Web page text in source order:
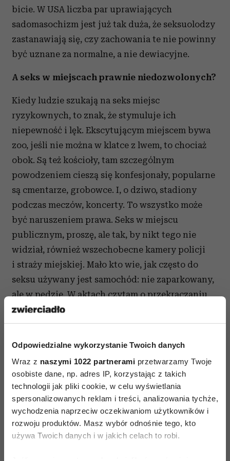
Odpowiedzialne wykorzystanie Twoich danych
Wraz z naszymi 1022 partnerami przetwarzamy Twoje
osobiste dane, np. adres IP, korzystając z takich
technologii jak pliki cookie, w celu wyświetlania
spersonalizowanych reklam i treści, analizowania tychże,
wychodzenia naprzeciw oczekiwaniom użytkowników i
rozwoju produktów. Masz wybór odnośnie tego, kto
używa Twoich danych i w jakich celach to robi.
bicie. W USA liczba par uprawiających
sadomasochizm jest już tak duża, że seksuolodzy
zastanawiają się, czy zachowania te nie powinny
być uznane za normalne, a nie dewiacyjne.
A seks w miejscach prawnie niedozwolonych?
Kiedy ludzie szukają na seks miejsc
ryzykownych, to znak, że stymuluje ich
niepewność i lęk. Ekscytującym miejscem bywa
zoo, jeśli nie można w klatce z lwem, to chociaż
obok. Są też kościoły, tam szczególnym
powodzeniem cieszą się konfesjonały, popularne
są cmentarze, grobowce. I, o dziwo, stadiony
podczas meczów, koncerty. To wszystko może
być naruszeniem prawa. Seks w miejscu
publicznym, proszę, ale tak, by nikt tego nie
widział, również wszechobecne kamery policji
i straży miejskiej. Mało kto wie, jak często do
seksu używany jest samochód: nie zaparkowany,
ale w pędzie. W aktach czytam o przekraczaniu
limitów prędkości na autostradzie, gdy kobieta
z kierowcą praktykuje miłość francuską.
oglądając porno, nie jest odosobniony.
Kino wydaje się miejscem wymarzonym na
seks?
Bywa często używane w takich celach, ale rzadko